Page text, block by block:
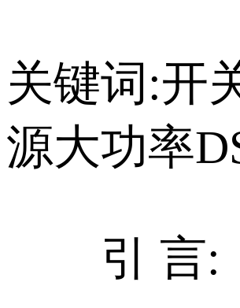
关键词:开
源大功率
引 言: